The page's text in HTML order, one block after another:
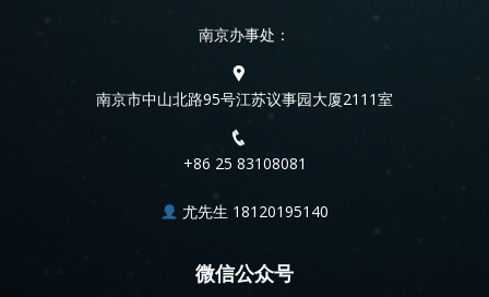
南京办事处：
南京市中山北路95号江苏议事园大厦2111室
+86 25 83108081
尤先生 18120195140
微信公众号